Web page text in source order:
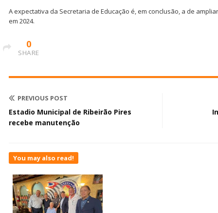
A expectativa da Secretaria de Educação é, em conclusão, a de
em 2024.
0
SHARE
PREVIOUS POST
Estadio Municipal de Ribeirão Pires
recebe manutenção
You may also read!